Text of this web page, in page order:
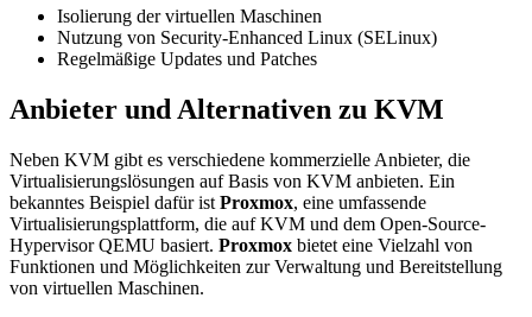
Isolierung der virtuellen Maschinen
Nutzung von Security-Enhanced Linux (SELinux)
Regelmäßige Updates und Patches
Anbieter und Alternativen zu KVM
Neben KVM gibt es verschiedene kommerzielle Anbieter, die
Virtualisierungslösungen auf Basis von KVM anbieten. Ein
bekanntes Beispiel dafür ist Proxmox, eine umfassende
Virtualisierungsplattform, die auf KVM und dem Open-Source-
Hypervisor QEMU basiert. Proxmox bietet eine Vielzahl von
Funktionen und Möglichkeiten zur Verwaltung und Bereitstellung
von virtuellen Maschinen.